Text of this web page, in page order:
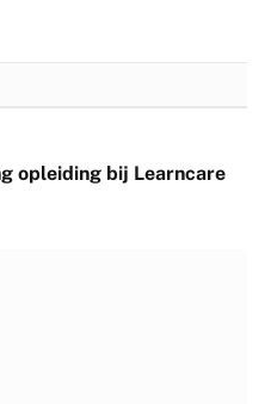
opleiding bij Learncare